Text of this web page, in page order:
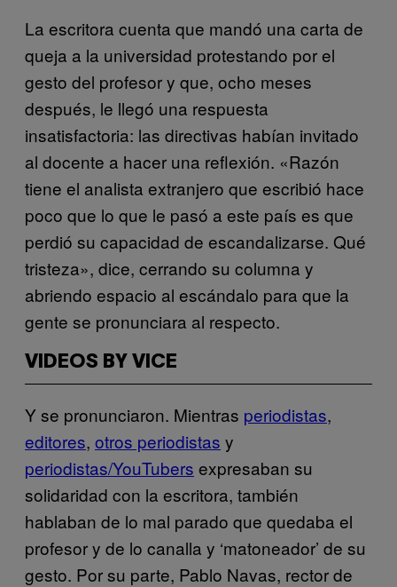
La escritora cuenta que mandó una carta de
queja a la universidad protestando por el
gesto del profesor y que, ocho meses
después, le llegó una respuesta
insatisfactoria: las directivas habían invitado
al docente a hacer una reflexión. «Razón
tiene el analista extranjero que escribió hace
poco que lo que le pasó a este país es que
perdió su capacidad de escandalizarse. Qué
tristeza», dice, cerrando su columna y
abriendo espacio al escándalo para que la
gente se pronunciara al respecto.
VIDEOS BY VICE
Y se pronunciaron. Mientras periodistas,
editores, otros periodistas y
periodistas/YouTubers expresaban su
solidaridad con la escritora, también
hablaban de lo mal parado que quedaba el
profesor y de lo canalla y ‘matoneador’ de su
gesto. Por su parte, Pablo Navas, rector de